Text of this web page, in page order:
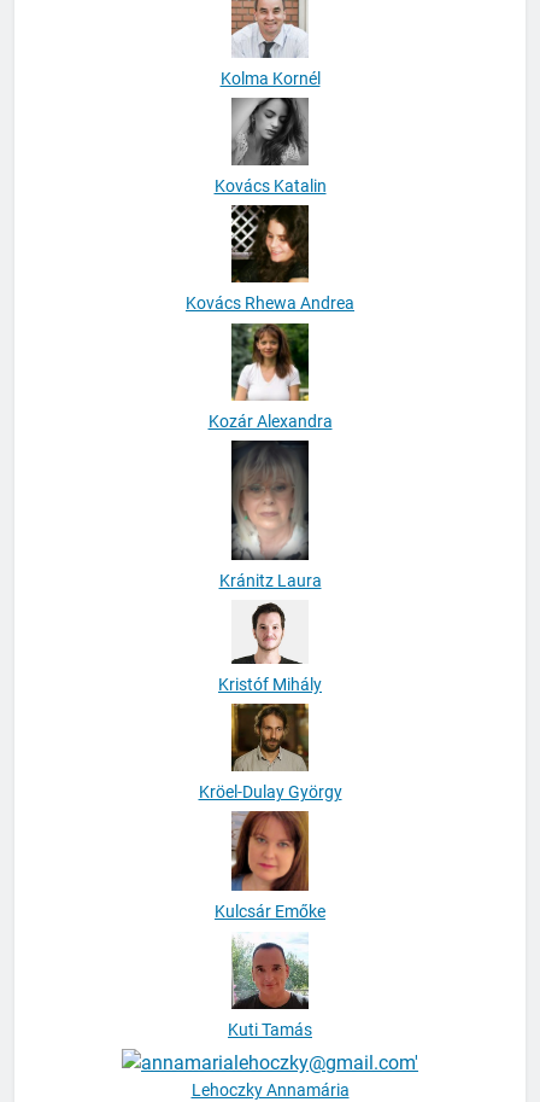
Kolma Kornél
Kovács Katalin
Kovács Rhewa Andrea
Kozár Alexandra
Kránitz Laura
Kristóf Mihály
Kröel-Dulay György
Kulcsár Emőke
Kuti Tamás
Lehoczky Annamária